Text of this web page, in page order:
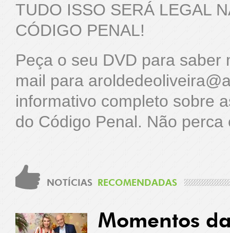
TUDO ISSO SERÁ LEGAL
CÓDIGO PENAL!
Peça o seu DVD para
mail para
informativo completo sobre
do Código Penal. Não perca
NOTÍCIAS RECOMENDADAS
Momentos